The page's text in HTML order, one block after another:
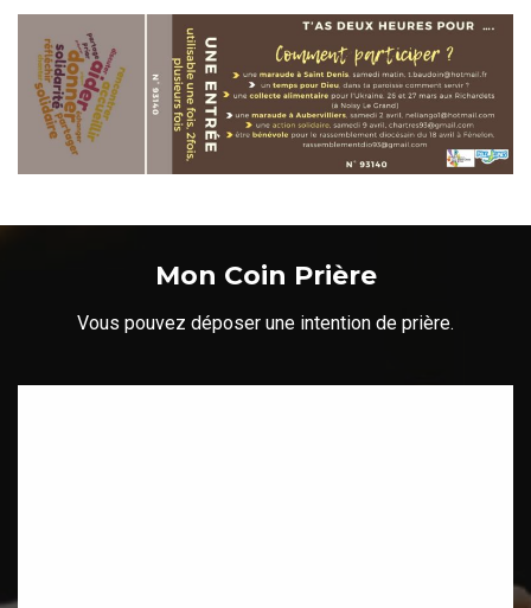
Mon Coin Prière
Vous pouvez déposer une intention de prière.